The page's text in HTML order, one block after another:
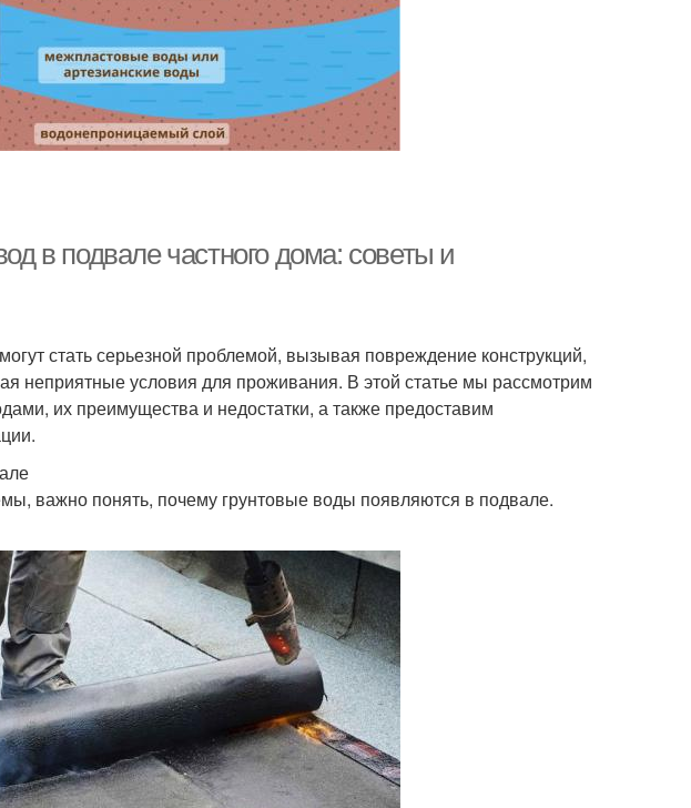
в подвале частного дома: советы и
стать серьезной проблемой, вызывая повреждение конструкций,
неприятные условия для проживания. В этой статье мы рассмотрим
их преимущества и недостатки, а также предоставим
важно понять, почему грунтовые воды появляются в подвале.